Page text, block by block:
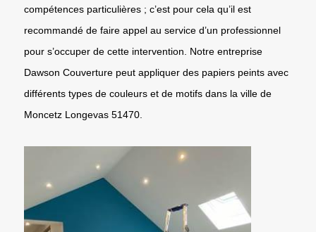
compétences particulières ; c’est pour cela qu’il est
recommandé de faire appel au service d’un professionnel
pour s’occuper de cette intervention. Notre entreprise
Dawson Couverture peut appliquer des papiers peints avec
différents types de couleurs et de motifs dans la ville de
Moncetz Longevas 51470.